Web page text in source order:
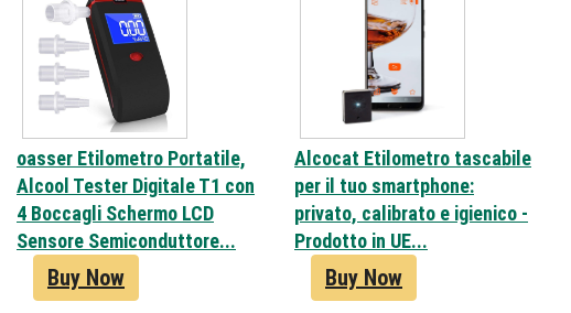
oasser Etilometro Portatile,
Alcool Tester Digitale T1 con
4 Boccagli Schermo LCD
Sensore Semiconduttore...
Buy Now
Alcocat Etilometro tascabile
per il tuo smartphone:
privato, calibrato e igienico -
Prodotto in UE...
Buy Now